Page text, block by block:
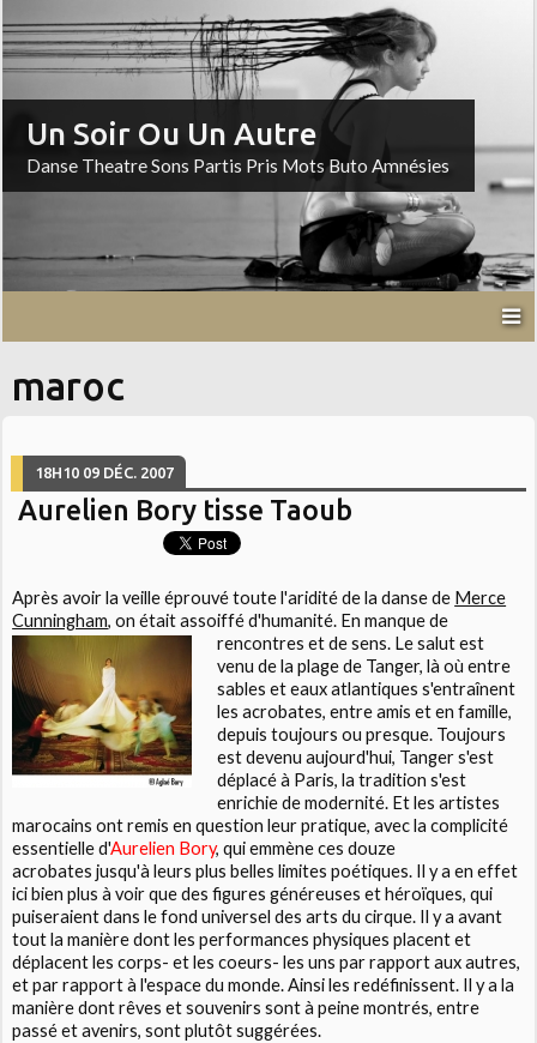
Un Soir Ou Un Autre
Danse Theatre Sons Partis Pris Mots Buto Amnésies
maroc
18H10 09 DÉC. 2007
Aurelien Bory tisse Taoub
Après avoir la veille éprouvé toute l'aridité de la danse de Merce
Cunningham, on était assoiffé d'humanité. En manque de
rencontres et de sens. Le salut est
venu de la plage de Tanger, là où entre
sables et eaux atlantiques s'entraînent
les acrobates, entre amis et en famille,
depuis toujours ou presque. Toujours
est devenu aujourd'hui, Tanger s'est
déplacé à Paris, la tradition s'est
enrichie de modernité. Et les artistes
marocains ont remis en question leur pratique, avec la complicité
essentielle d'Aurelien Bory, qui emmène ces douze
acrobates jusqu'à leurs plus belles limites poétiques. Il y a en effet
ici bien plus à voir que des figures généreuses et héroïques, qui
puiseraient dans le fond universel des arts du cirque. Il y a avant
tout la manière dont les performances physiques placent et
déplacent les corps- et les coeurs- les uns par rapport aux autres,
et par rapport à l'espace du monde. Ainsi les redéfinissent. Il y a la
manière dont rêves et souvenirs sont à peine montrés, entre
passé et avenirs, sont plutôt suggérées.